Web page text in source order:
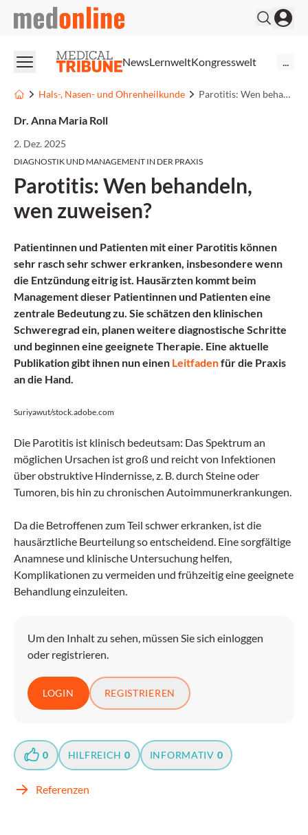
medonline
NewsLernweltKongresswelt
Hals-, Nasen- und Ohrenheilkunde Parotitis: Wen behandeln, wen zuweisen?
Dr. Anna Maria Roll
2. Dez. 2025
DIAGNOSTIK UND MANAGEMENT IN DER PRAXIS
Parotitis: Wen behandeln,
wen zuweisen?
Patientinnen und Patienten mit einer Parotitis können
sehr rasch sehr schwer erkranken, insbesondere wenn
die Entzündung eitrig ist. Hausärzten kommt beim
Management dieser Patientinnen und Patienten eine
zentrale Bedeutung zu. Sie schätzen den klinischen
Schweregrad ein, planen weitere diagnostische Schritte
und beginnen eine geeignete Therapie. Eine aktuelle
Publikation gibt ihnen nun einen Leitfadenfür die Praxis
an die Hand.
Suriyawut/stock.adobe.com
Die Parotitis ist klinisch bedeutsam: Das Spektrum an
möglichen Ursachen ist groß und reicht von Infektionen
über obstruktive Hindernisse, z. B. durch Steine oder
Tumoren, bis hin zu chronischen Autoimmunerkrankungen.
Da die Betroffenen zum Teil schwer erkranken, ist die
hausärztliche Beurteilung so entscheidend. Eine sorgfältige
Anamnese und klinische Untersuchung helfen,
Komplikationen zu vermeiden und frühzeitig eine geeignete
Behandlung einzuleiten.
Um den Inhalt zu sehen, müssen Sie sich einloggen
oder registrieren.
LOGIN REGISTRIEREN
0 HILFREICH 0 INFORMATIV 0
Referenzen